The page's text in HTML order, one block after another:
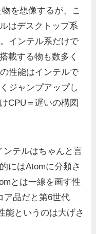
を想像するが、こ
はデスクトップ系
インテル系だけで
載する物も数多く
性能はインテルで
ジャンプアップし
CPU＝遅いの構図
ンテルはちゃんと言
にはAtomに分類さ
とは一線を画す性
ア品だと第6世代
能というのは大げさ